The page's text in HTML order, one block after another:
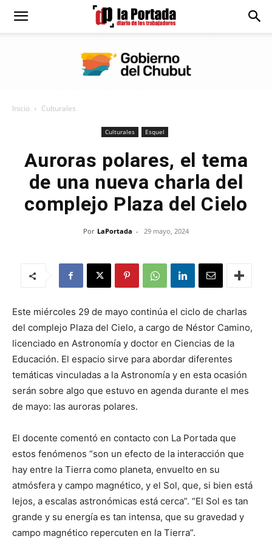
Diario
Inicio Culturales
Culturales Esquel
Auroras polares, el tema
de una nueva charla del
complejo Plaza del Cielo
Por LaPortada - 29 mayo, 2024
Este miércoles 29 de mayo continúa el ciclo de charlas
del complejo Plaza del Cielo, a cargo de Néstor Camino,
licenciado en Astronomía y doctor en Ciencias de la
Educación. El espacio sirve para abordar diferentes
temáticas vinculadas a la Astronomía y en esta ocasión
serán sobre algo que estuvo en agenda durante el mes
de mayo: las auroras polares.
El docente comentó en contacto con La Portada que
estos fenómenos “son un efecto de la interacción que
hay entre la Tierra como planeta, envuelto en su
atmósfera y campo magnético, y el Sol, que, si bien está
lejos, a escalas astronómicas está cerca”. “El Sol es tan
grande y su energía es tan intensa, que su gravedad y
campo magnético repercuten en la Tierra”.